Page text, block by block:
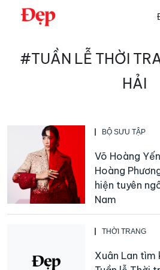
Chuyển
kiếm
#TUẦN LỄ THỜI
HẢI
BỘ SƯU TẬP
Võ Hoàng
Hoàng
hiện tuyên
Nam
THỜI TRANG
Xuân Lan